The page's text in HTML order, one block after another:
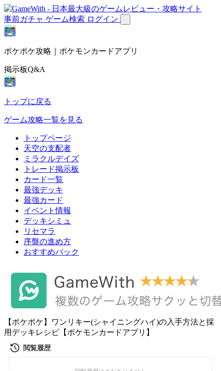
事前ガチャ ゲーム検索 ログイン
ポケポケ攻略｜ポケモンカードアプリ
掲示板Q&A
トップに戻る
ゲーム攻略一覧を見る
トップページ
天空の支配者
ミラクルデイズ
トレード掲示板
カード一覧
最強デッキ
最強カード
イベント情報
デッキシミュ
リセマラ
序盤の進め方
おすすめパック
【ポケポケ】ワンリキー(シャイニングハイ)の入手方法と採
用デッキレシピ【ポケモンカードアプリ】